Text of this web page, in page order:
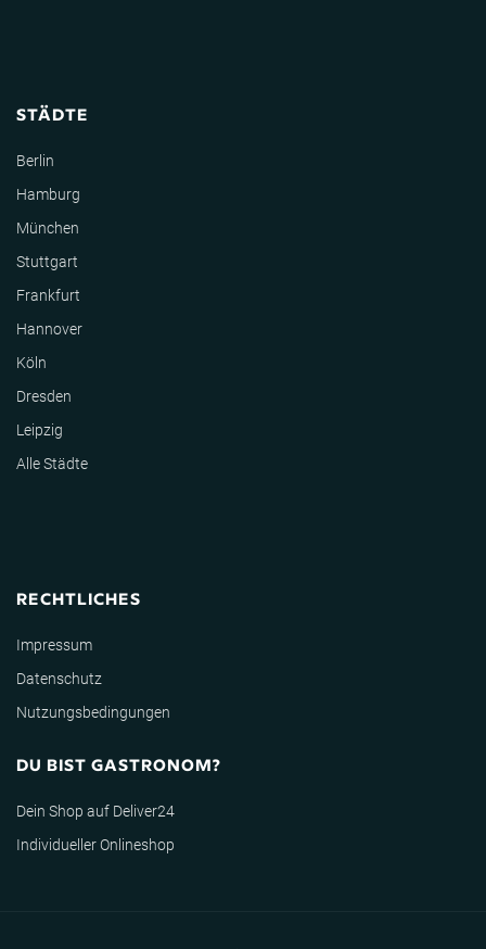
STÄDTE
Berlin
Hamburg
München
Stuttgart
Frankfurt
Hannover
Köln
Dresden
Leipzig
Alle Städte
RECHTLICHES
Impressum
Datenschutz
Nutzungsbedingungen
DU BIST GASTRONOM?
Dein Shop auf Deliver24
Individueller Onlineshop